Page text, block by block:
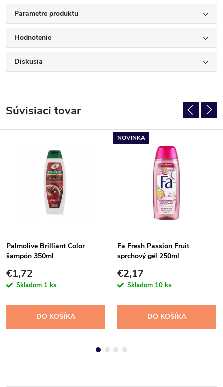
Parametre produktu
Hodnotenie
Diskusia
Súvisiaci tovar
Palmolive Brilliant Color
šampón 350ml
€1,72
Skladom 1 ks
DO KOŠÍKA
NOVINKA
Fa Fresh Passion Fruit
sprchový gél 250ml
€2,17
Skladom 10 ks
DO KOŠÍKA